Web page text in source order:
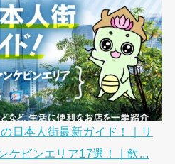
日本人街最新ガイド！｜リ
ケビンエリア17選！｜飲...